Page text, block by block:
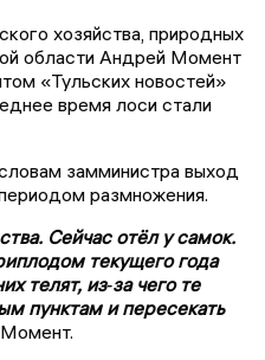
хозяйства, природных
области Андрей Момент
«Тульских новостей»
время лоси стали
замминистра выход
размножения.
Сейчас отёл у самок.
текущего года
телят, из‑за чего те
пунктам и пересекать